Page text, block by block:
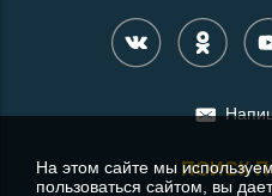
ПОИСК
На этом сайте мы
пользоваться сайтом, вы